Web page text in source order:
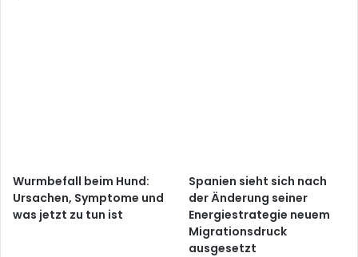
Wurmbefall beim Hund:
Ursachen, Symptome und
was jetzt zu tun ist
Spanien sieht sich nach
der Änderung seiner
Energiestrategie neuem
Migrationsdruck
ausgesetzt